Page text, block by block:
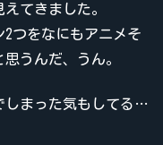
てきました。
つをなにもアニメそ
うんだ、うん。
しまった気もしてる…